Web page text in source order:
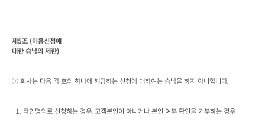
제 5조 (이용신청에
대한 승낙의 제한)
① 회사는 다음 각 호의 하나에 해당하는 신청에 대하여는 승낙을 하지 아니합니다.
  1.
타인명의로 신청하는 경우, 고객본인이 아니거나 본인 여부 확인을 거부하는 경우